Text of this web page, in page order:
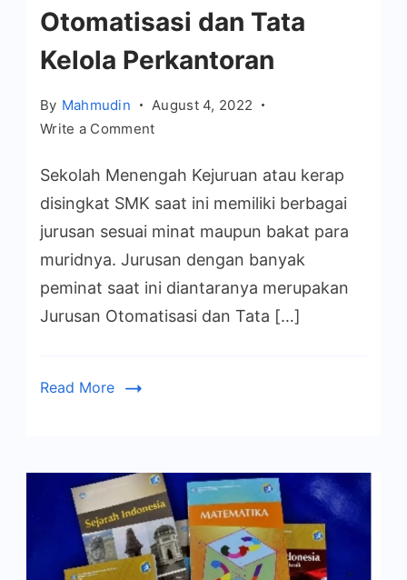
Otomatisasi dan Tata
Kelola Perkantoran
By Mahmudin
August 4, 2022
Write a Commenton
Kerja
Jurusan
Otomatisasi
Tata
Kelola
Perkantoran
Sekolah Menengah Kejuruan atau kerap
disingkat SMK saat ini memiliki berbagai
jurusan sesuai minat maupun bakat para
muridnya. Jurusan dengan banyak
peminat saat ini diantaranya merupakan
Jurusan Otomatisasi dan Tata […]
Read More